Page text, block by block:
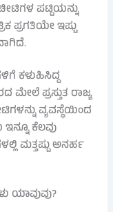
ಪಟ್ಟಿಯನ್ನು
ಪ್ರಗತಿಯೇ ಇಷ್ಟು
ಕಳುಹಿಸಿದ್ದ
ಪ್ರಸ್ತುತ ರಾಜ್ಯ
ವ್ಯವಸ್ಥೆಯಿಂದ
ಕೆಲವು
ಮತ್ತಷ್ಟು ಅನರ್ಹ
ಯಾವುವು?